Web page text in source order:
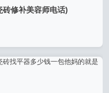
砖修补美容师电话)